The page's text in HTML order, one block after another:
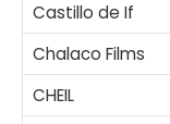
Castillo de If
Chalaco Films
CHEIL